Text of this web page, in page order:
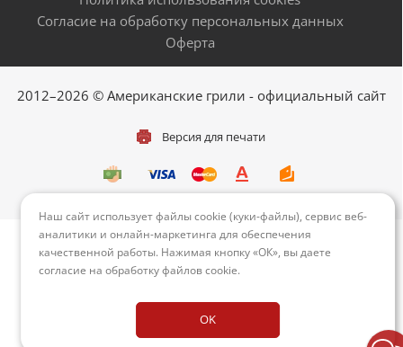
Согласие на обработку персональных данных
Оферта
2012–2026 © Американские грили - официальный сайт
Версия для печати
Наш сайт использует файлы cookie (куки-файлы), сервис веб-
аналитики и онлайн-маркетинга для обеспечения
качественной работы. Нажимая кнопку «ОК», вы даете
согласие на обработку файлов cookie.
OK